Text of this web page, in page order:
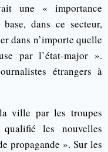
une « importance
dans ce secteur,
dans n’importe quelle
par l’état-major ».
étrangers à
ville par les troupes
les nouvelles
propagande ». Sur les